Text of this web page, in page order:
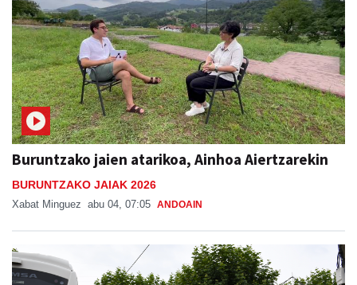
Buruntzako jaien atarikoa, Ainhoa Aiertzarekin
BURUNTZAKO JAIAK 2026
Xabat Minguez abu 04, 07:05 ANDOAIN